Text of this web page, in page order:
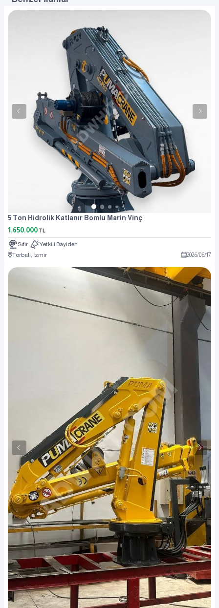
5 Ton Hidrolik Katlanır Bomlu Marin Vinç
1.650.000 TL
Sıfır
Yetkili Bayiden
Torbalı, İzmir
2026/06/17